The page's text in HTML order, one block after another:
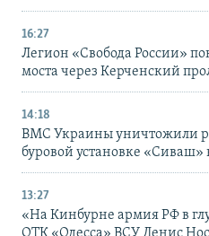
16:27
Легион «Свобода России»
моста через Керченский
14:18
ВМС Украины уничтожили
буровой установке
13:27
«На Кинбурне армия РФ в